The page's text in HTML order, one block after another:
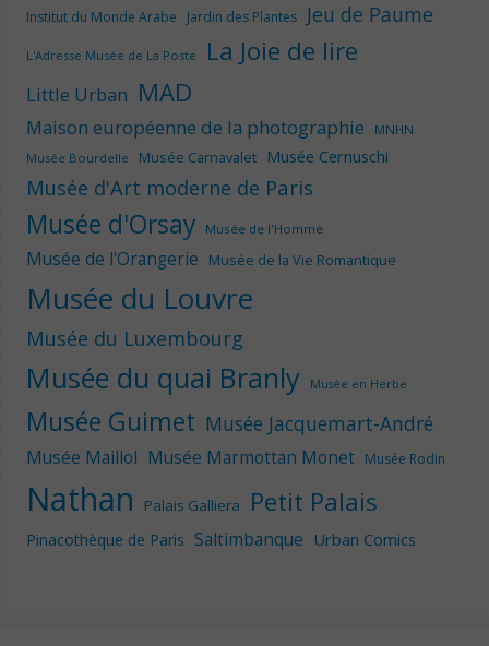
Institut du Monde Arabe Jardin des Plantes Jeu de Paume
L'Adresse Musée de La Poste La Joie de lire
Little Urban MAD
Maison européenne de la photographie
MNHN
Musée Bourdelle
Musée Carnavalet Musée Cernuschi
Musée d'Art moderne de Paris
Musée d'Orsay Musée de l'Homme
Musée de l'Orangerie Musée de la Vie Romantique
Musée du Louvre
Musée du Luxembourg
Musée du quai Branly Musée en Herbe
Musée Guimet Musée Jacquemart-André
Musée Maillol Musée Marmottan Monet Musée Rodin
Nathan Palais Galliera Petit Palais
Pinacothèque de Paris Saltimbanque Urban Comics